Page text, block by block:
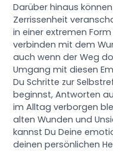
Darüber hinaus
Zerrissenheit
in einer extremen
verbinden mit dem
auch wenn der Weg
Umgang mit diesen
Du Schritte zur
beginnst, Antworten
im Alltag verborgen
alten Wunden und
kannst Du Deine
deinen persönlichen